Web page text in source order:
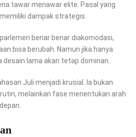
tawar menawar elite. Pasal yang
dampak strategis.
benar benar diakomodasi,
bisa berubah. Namun jika hanya
lama akan tetap dominan.
Juli menjadi krusial. Ia bukan
melainkan fase menentukan arah